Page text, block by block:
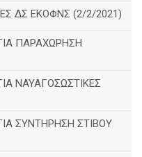
ΔΣ ΕΚΟΦΝΣ (2/2/2021)
ΠΑΡΑΧΩΡΗΣΗ
ΝΑΥΑΓΟΣΩΣΤΙΚΕΣ
ΣΥΝΤΗΡΗΣΗ ΣΤΙΒΟΥ